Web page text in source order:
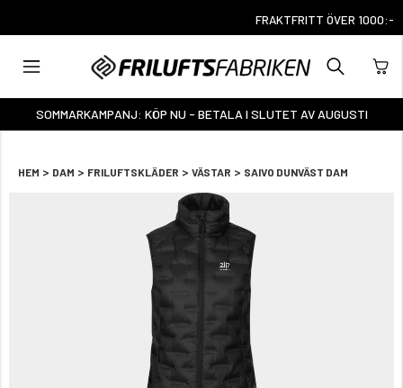
SOMMARKAMPANJ: KÖP NU - BETALA I SLUTET AV AUGUSTI
HEM > DAM > FRILUFTSKLÄDER > VÄSTAR > SAIVO DUNVÄST DAM